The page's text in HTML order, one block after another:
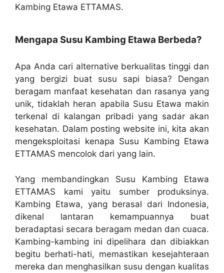
Kambing Etawa ETTAMAS.
Mengapa Susu Kambing Etawa Berbeda?
Apa Anda cari alternative berkualitas tinggi dan
yang bergizi buat susu sapi biasa? Dengan
beragam manfaat kesehatan dan rasanya yang
unik, tidaklah heran apabila Susu Etawa makin
terkenal di kalangan pribadi yang sadar akan
kesehatan. Dalam posting website ini, kita akan
mengeksploitasi kenapa Susu Kambing Etawa
ETTAMAS mencolok dari yang lain.
Yang membandingkan Susu Kambing Etawa
ETTAMAS kami yaitu sumber produksinya.
Kambing Etawa, yang berasal dari Indonesia,
dikenal lantaran kemampuannya buat
beradaptasi secara beragam medan dan cuaca.
Kambing-kambing ini dipelihara dan dibiakkan
begitu berhati-hati, memastikan kesejahteraan
mereka dan menghasilkan susu dengan kualitas